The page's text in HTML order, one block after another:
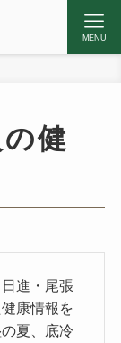
MENU
健
進・尾張
康情報を
夏、底冷